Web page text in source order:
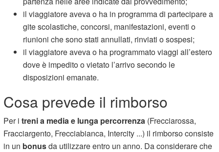
il viaggiatore aveva o ha in programma di partecipare a
gite scolastiche, concorsi, manifestazioni, eventi o
riunioni che sono stati annullati, rinviati o sospesi;
il viaggiatore aveva o ha programmato viaggi all’estero
dove è impedito o vietato l’arrivo secondo le
disposizioni emanate.
Cosa prevede il rimborso
Per itreni a media e lunga percorrenza (Frecciarossa,
Fracciargento, Frecciabianca, Intercity ...) il rimborso consiste
in un bonusda utilizzare entro un anno. Da considerare che